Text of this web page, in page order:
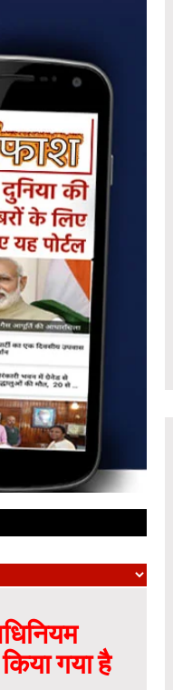
गया है